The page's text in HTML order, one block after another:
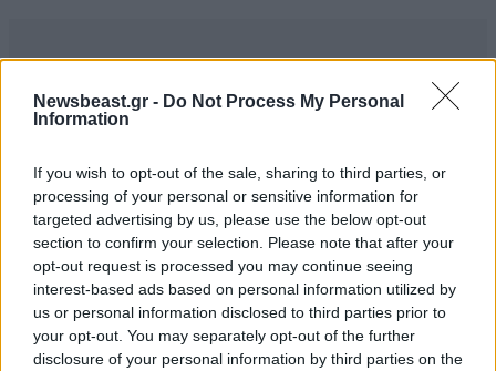
Newsbeast.gr - Do Not Process My Personal
Information
If you wish to opt-out of the sale, sharing to third parties, or
processing of your personal or sensitive information for
targeted advertising by us, please use the below opt-out
section to confirm your selection. Please note that after your
opt-out request is processed you may continue seeing
interest-based ads based on personal information utilized by
us or personal information disclosed to third parties prior to
your opt-out. You may separately opt-out of the further
disclosure of your personal information by third parties on the
ΠΡΟΣΘΕΣΤΕ ΤΟ ΣΧΟΛΙΟ ΣΑΣ